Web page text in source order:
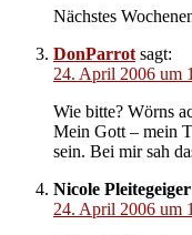
Nächstes
DonParrot sagt:
24. April 2006 um
Wie bitte? Wörns
Mein Gott – mein
sein. Bei mir sah
Nicole Pleitegeiger
24. April 2006 um